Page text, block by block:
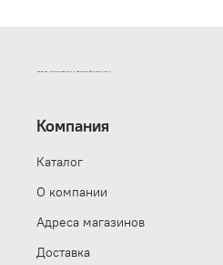
ИНТЕРНЕТ-МАГАЗИН ДВЕРНОЙ И МЕБЕЛЬНОЙ ФУРНИТУРЫ САМ
Компания
Каталог
О компании
Адреса магазинов
Доставка